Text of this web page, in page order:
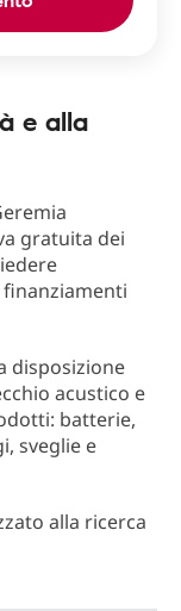
e alla
gratuita dei
disposizione
acustico e
batterie,
sveglie e
alla ricerca